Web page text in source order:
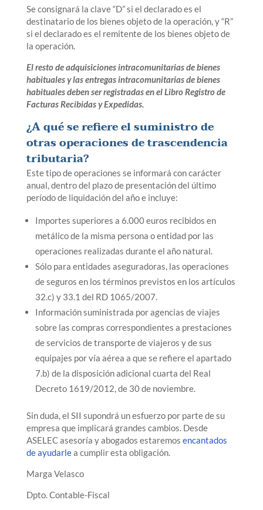
Se consignará la clave “D” si el declarado es el
destinatario de los bienes objeto de la operación, y “R”
si el declarado es el remitente de los bienes objeto de
la operación.
El resto de adquisiciones intracomunitarias de bienes
habituales y las entregas intracomunitarias de bienes
habituales deben ser registradas en el Libro Registro de
Facturas Recibidas y Expedidas.
¿A qué se refiere el suministro de
otras operaciones de trascendencia
tributaria?
Este tipo de operaciones se informará con carácter
anual, dentro del plazo de presentación del último
período de liquidación del año e incluye:
Importes superiores a 6.000 euros recibidos en
metálico de la misma persona o entidad por las
operaciones realizadas durante el año natural.
Sólo para entidades aseguradoras, las operaciones
de seguros en los términos previstos en los artículos
32.c) y 33.1 del RD 1065/2007.
Información suministrada por agencias de viajes
sobre las compras correspondientes a prestaciones
de servicios de transporte de viajeros y de sus
equipajes por vía aérea a que se refiere el apartado
7.b) de la disposición adicional cuarta del Real
Decreto 1619/2012, de 30 de noviembre.
Sin duda, el SII supondrá un esfuerzo por parte de su
empresa que implicará grandes cambios. Desde
ASELEC asesoría y abogados estaremos encantados
de ayudarlea cumplir esta obligación.
Marga Velasco
Dpto. Contable-Fiscal